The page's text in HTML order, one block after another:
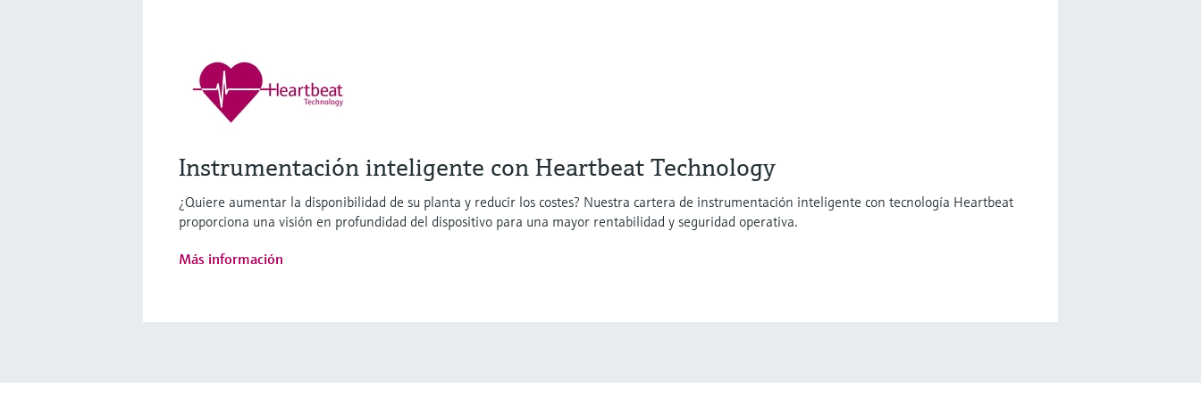
Instrumentación inteligente con Heartbeat Technology
¿Quiere aumentar la disponibilidad de su planta y reducir los costes? Nuestra cartera de instrumentación inteligente con tecnología Heartbeat
proporciona una visión en profundidad del dispositivo para una mayor rentabilidad y seguridad operativa.
Más información